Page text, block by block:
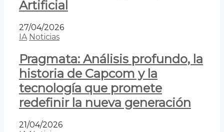
Artificial
27/04/2026
IA Noticias
Pragmata: Análisis profundo, la
historia de Capcom y la
tecnología que promete
redefinir la nueva generación
21/04/2026